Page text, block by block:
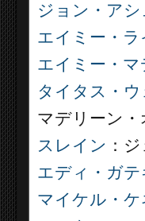
ジョン・アシ
エイミー・ラ
エイミー・マ
タイタス・
マデリーン
スレイン ：
エディ・ガテ
マイケル・